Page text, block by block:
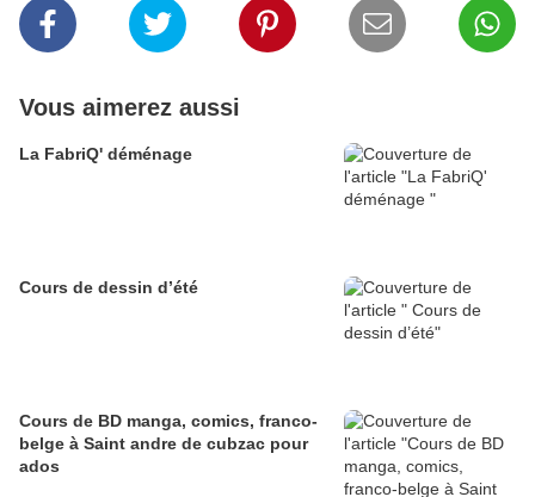
Vous aimerez aussi
La FabriQ' déménage
Cours de dessin d’été
Cours de BD manga, comics, franco-
belge à Saint andre de cubzac pour
ados